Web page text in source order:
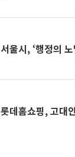
서울시, ‘행정의
롯데홈쇼핑, 고대